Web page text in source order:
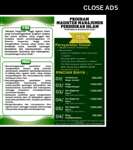
CLOSE ADS